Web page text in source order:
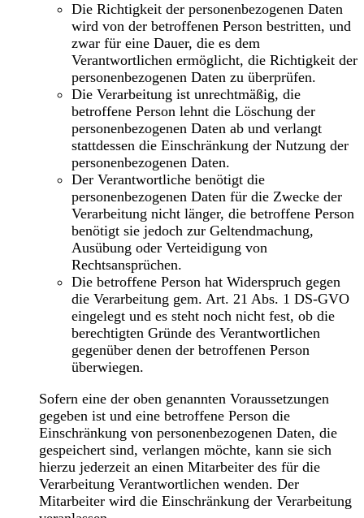
Die Richtigkeit der personenbezogenen Daten
wird von der betroffenen Person bestritten, und
zwar für eine Dauer, die es dem
Verantwortlichen ermöglicht, die Richtigkeit der
personenbezogenen Daten zu überprüfen.
Die Verarbeitung ist unrechtmäßig, die
betroffene Person lehnt die Löschung der
personenbezogenen Daten ab und verlangt
stattdessen die Einschränkung der Nutzung der
personenbezogenen Daten.
Der Verantwortliche benötigt die
personenbezogenen Daten für die Zwecke der
Verarbeitung nicht länger, die betroffene Person
benötigt sie jedoch zur Geltendmachung,
Ausübung oder Verteidigung von
Rechtsansprüchen.
Die betroffene Person hat Widerspruch gegen
die Verarbeitung gem. Art. 21 Abs. 1 DS-GVO
eingelegt und es steht noch nicht fest, ob die
berechtigten Gründe des Verantwortlichen
gegenüber denen der betroffenen Person
überwiegen.
Sofern eine der oben genannten Voraussetzungen
gegeben ist und eine betroffene Person die
Einschränkung von personenbezogenen Daten, die
gespeichert sind, verlangen möchte, kann sie sich
hierzu jederzeit an einen Mitarbeiter des für die
Verarbeitung Verantwortlichen wenden. Der
Mitarbeiter wird die Einschränkung der Verarbeitung